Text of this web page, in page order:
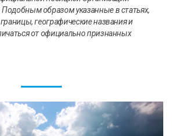
образом указанные в статьях,
географические названия и
от официально признанных